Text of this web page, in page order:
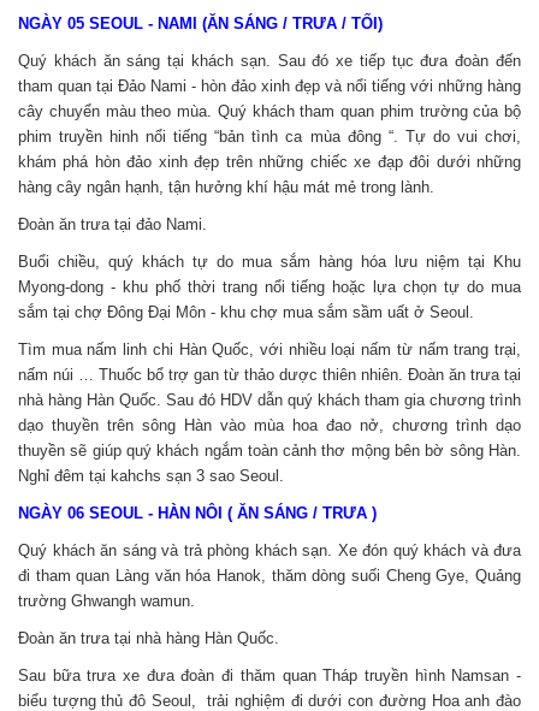
NGÀY 05 SEOUL - NAMI (ĂN SÁNG / TRƯA / TỐI)
Quý khách ăn sáng tại khách sạn. Sau đó xe tiếp tục đưa đoàn đến
tham quan tại Đảo Nami - hòn đảo xinh đẹp và nổi tiếng với những hàng
cây chuyển màu theo mùa. Quý khách tham quan phim trường của bộ
phim truyền hinh nổi tiếng “bản tình ca mùa đông “. Tự do vui chơi,
khám phá hòn đảo xinh đẹp trên những chiếc xe đạp đôi dưới những
hàng cây ngân hạnh, tận hưởng khí hậu mát mẻ trong lành.
Đoàn ăn trưa tại đảo Nami.
Buổi chiều, quý khách tự do mua sắm hàng hóa lưu niệm tại Khu
Myong-dong - khu phố thời trang nổi tiếng hoặc lựa chọn tự do mua
sắm tại chợ Đông Đại Môn - khu chợ mua sắm sầm uất ở Seoul.
Tìm mua nấm linh chi Hàn Quốc, với nhiều loại nấm từ nấm trang trại,
nấm núi … Thuốc bổ trợ gan từ thảo dược thiên nhiên. Đoàn ăn trưa tại
nhà hàng Hàn Quốc. Sau đó HDV dẫn quý khách tham gia chương trình
dạo thuyền trên sông Hàn vào mùa hoa đao nở, chương trình dạo
thuyền sẽ giúp quý khách ngắm toàn cảnh thơ mộng bên bờ sông Hàn.
Nghỉ đêm tại kahchs sạn 3 sao Seoul.
NGÀY 06 SEOUL - HÀN NÔI ( ĂN SÁNG / TRƯA )
Quý khách ăn sáng và trả phòng khách sạn. Xe đón quý khách và đưa
đi tham quan Làng văn hóa Hanok, thăm dòng suối Cheng Gye, Quảng
trường Ghwangh wamun.
Đoàn ăn trưa tại nhà hàng Hàn Quốc.
Sau bữa trưa xe đưa đoàn đi thăm quan Tháp truyền hình Namsan -
biểu tượng thủ đô Seoul, trải nghiệm đi dưới con đường Hoa anh đào